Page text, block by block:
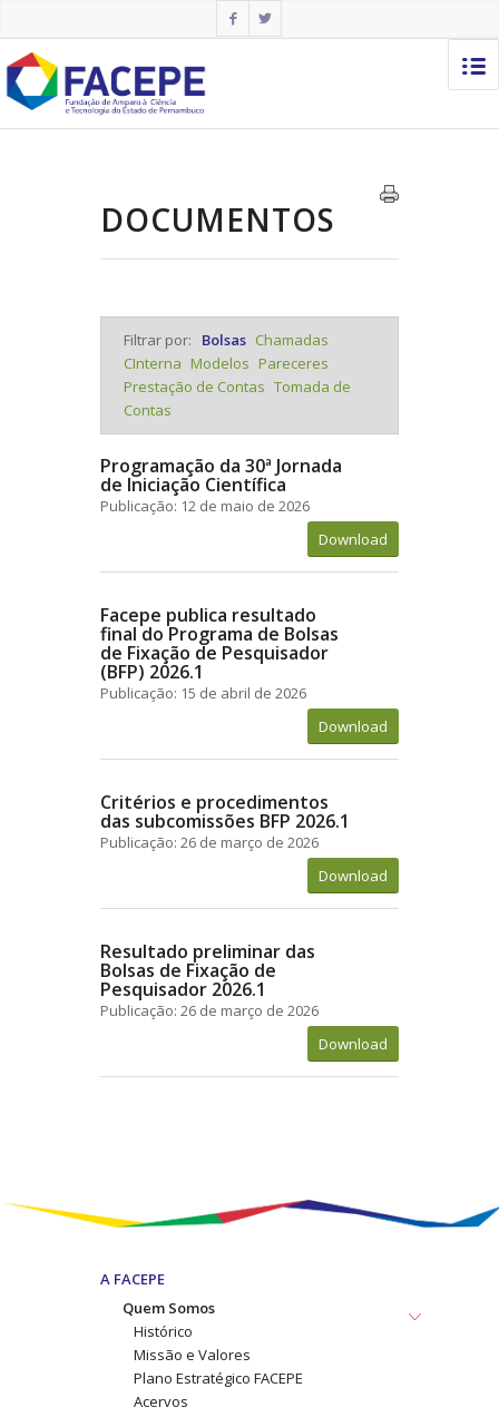
DOCUMENTOS
Filtrar por: Bolsas Chamadas
CInterna Modelos Pareceres
Prestação de Contas Tomada de
Contas
Programação da 30ª Jornada
de Iniciação Científica
Publicação: 12 de maio de 2026
Download
Facepe publica resultado
final do Programa de Bolsas
de Fixação de Pesquisador
(BFP) 2026.1
Publicação: 15 de abril de 2026
Download
Critérios e procedimentos
das subcomissões BFP 2026.1
Publicação: 26 de março de 2026
Download
Resultado preliminar das
Bolsas de Fixação de
Pesquisador 2026.1
Publicação: 26 de março de 2026
Download
A FACEPE
Quem Somos
Histórico
Missão e Valores
Plano Estratégico FACEPE
Acervos